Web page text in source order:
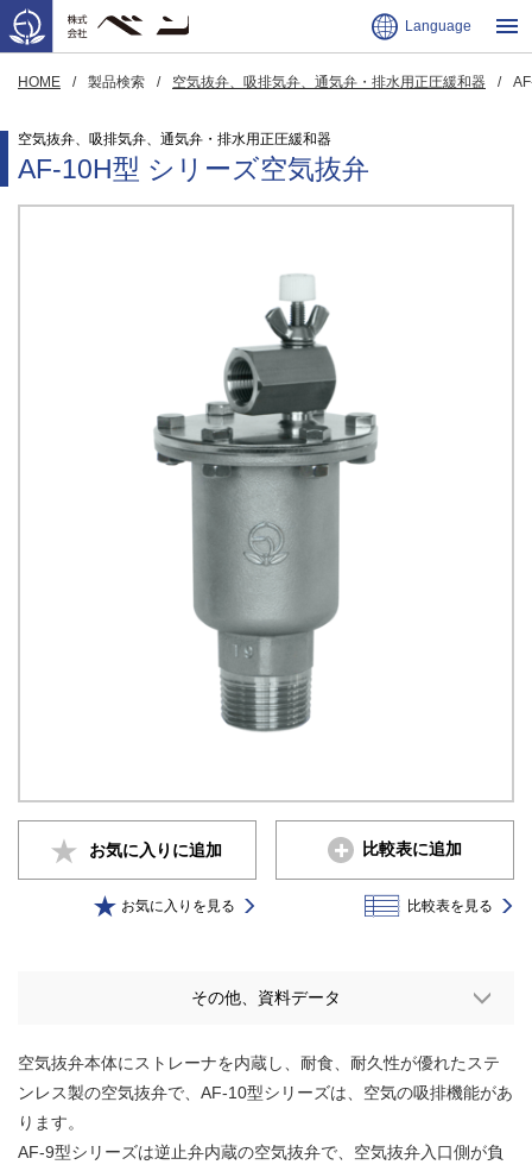
Language
HOME 製品検索 空気抜弁、吸排気弁、通気弁・排水用正圧緩和器
空気抜弁、吸排気弁、通気弁・排水用正圧緩和器
AF-10H型 シリーズ空気抜弁
お気に入りに追加 比較表に追加
お気に入りを見る 比較表を見る
その他、資料データ
空気抜弁本体にストレーナを内蔵し、耐食、耐久性が優れたステ
ンレス製の空気抜弁で、AF-10型シリーズは、空気の吸排機能があ
ります。
AF-9型シリーズは逆止弁内蔵の空気抜弁で、空気抜弁入口側が負